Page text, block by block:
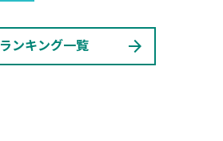
ランキング一覧 arrow_forward